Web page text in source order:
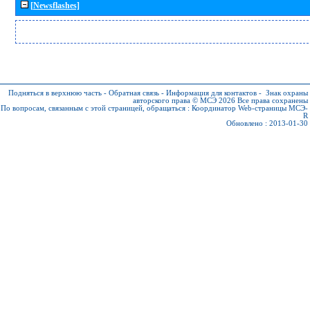
[Newsflashes]
Подняться в верхнюю часть - Обратная связь - Информация для контактов - Знак охраны
авторского права © МСЭ 2026 Все права сохранены
По вопросам, связанным с этой страницей, обращаться : Координатор Web-страницы МСЭ-
R
Обновлено : 2013-01-30